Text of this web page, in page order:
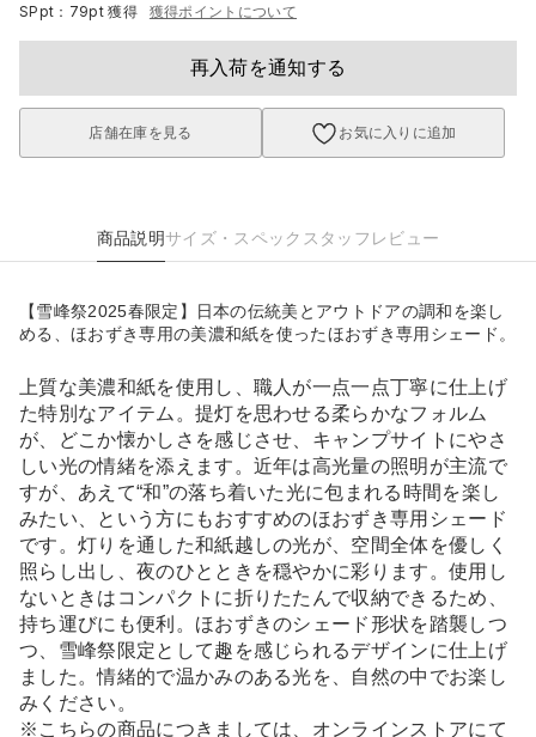
SPpt：79pt獲得 獲得ポイントについて
再入荷を通知する
店舗在庫を見る お気に入りに追加
商品説明サイズ・スペック スタッフレビュー
【雪峰祭2025春限定】日本の伝統美とアウトドアの調和を楽し
める、ほおずき専用の美濃和紙を使ったほおずき専用シェード。
上質な美濃和紙を使用し、職人が一点一点丁寧に仕上げ
た特別なアイテム。提灯を思わせる柔らかなフォルム
が、どこか懐かしさを感じさせ、キャンプサイトにやさ
しい光の情緒を添えます。近年は高光量の照明が主流で
すが、あえて“和”の落ち着いた光に包まれる時間を楽し
みたい、という方にもおすすめのほおずき専用シェード
です。灯りを通した和紙越しの光が、空間全体を優しく
照らし出し、夜のひとときを穏やかに彩ります。使用し
ないときはコンパクトに折りたたんで収納できるため、
持ち運びにも便利。ほおずきのシェード形状を踏襲しつ
つ、雪峰祭限定として趣を感じられるデザインに仕上げ
ました。情緒的で温かみのある光を、自然の中でお楽し
みください。
※こちらの商品につきましては、オンラインストアにて